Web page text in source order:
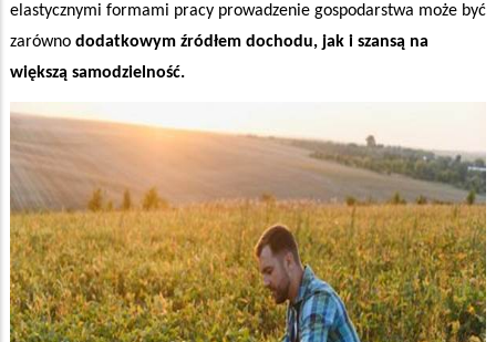
elastycznymi formami pracy prowadzenie gospodarstwa może być
zarówno dodatkowym źródłem dochodu, jak i szansą na
większą samodzielność.